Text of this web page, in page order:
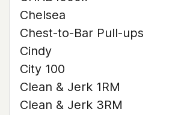
Chelsea
Chest-to-Bar Pull-ups
Cindy
City 100
Clean & Jerk 1RM
Clean & Jerk 3RM